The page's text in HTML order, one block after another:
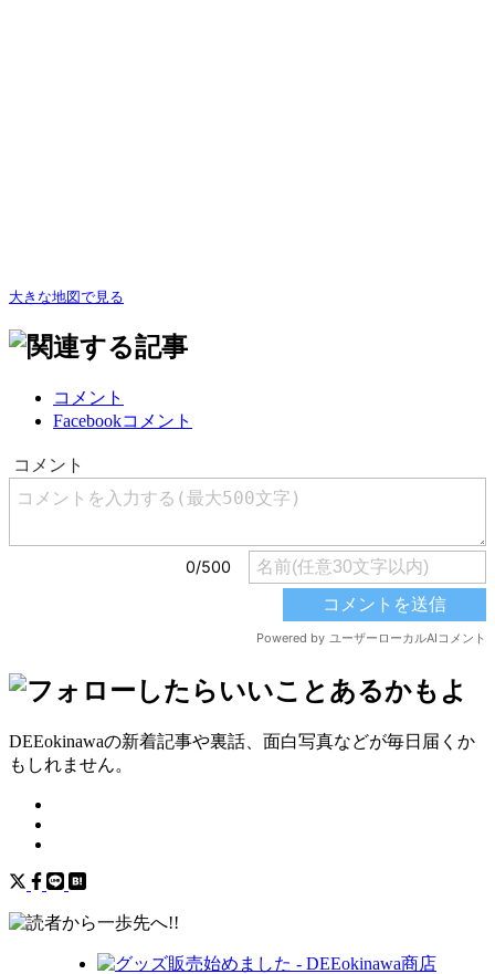
大きな地図で見る
コメント
Facebookコメント
DEEokinawaの新着記事や裏話、面白写真などが毎日届くか
もしれません。